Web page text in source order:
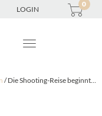
LOGIN
0
/ Die Shooting-Reise beginnt…